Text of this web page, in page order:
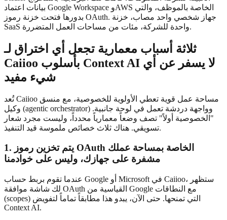
بيانات اعتماد Google Workspace وAWS الخاصة بالموظف، والتي
بدورها فتحت خزنة رموز OAuth. جهاز شخصي واحد مصاب، خزنة
SaaS واحدة للشركة، مئات من مساحات العمل المتضررة.
ثلاثة أسباب معمارية تجعل أي اختراق لـ
Caiioo بأسلوب Context AI لا يسفر عن أي
شيء مفيد
تُعد Caiioo مساحة عمل قوية تعطي الأولوية للخصوصية، مع منسق
وكيل (agentic orchestrator) وواجهة دردشة تعمل في لوحة جانبية.
"الخصوصية أولاً" تصف وضعاً معمارياً محدداً، وليست مجرد شعار
تسويقي. هناك ثلاث خصائص ملموسة قيد التنفيذ.
1. يتم تخزين رموز OAuth الخاصة بمساحة عملك
مشفرة على جهازك، وليس على خوادمنا
عندما تقوم بربط حساب Google أو Microsoft في Caiioo، ستظهر
لك شاشة موافقة OAuth القياسية من Google مع النطاقات
(scopes) التي تمنحها. حتى الآن، يبدو هذا مطابقاً تماماً لتفويض
Context AI.